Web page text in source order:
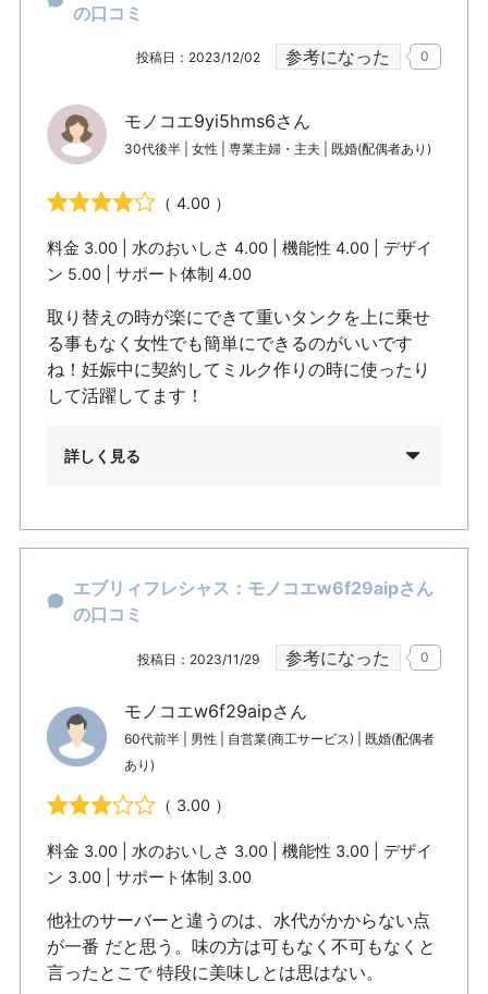
の口コミ
投稿日：2023/12/02 参考になった 0
モノコエ9yi5hms6さん
30代後半 | 女性 | 専業主婦・主夫 | 既婚(配偶者あり)
（ 4.00 ）
料金 3.00 | 水のおいしさ 4.00 | 機能性 4.00 | デザイ
ン 5.00 | サポート体制 4.00
取り替えの時が楽にできて重いタンクを上に乗せ
る事もなく女性でも簡単にできるのがいいです
ね！妊娠中に契約してミルク作りの時に使ったり
して活躍してます！
詳しく見る
エブリィフレシャス：モノコエw6f29aipさん
の口コミ
投稿日：2023/11/29 参考になった 0
モノコエw6f29aipさん
60代前半 | 男性 | 自営業(商工サービス) | 既婚(配偶者
あり)
（ 3.00 ）
料金 3.00 | 水のおいしさ 3.00 | 機能性 3.00 | デザイ
ン 3.00 | サポート体制 3.00
他社のサーバーと違うのは、水代がかからない点
が一番 だと思う。味の方は可もなく不可もなくと
言ったとこで 特段に美味しとは思はない。